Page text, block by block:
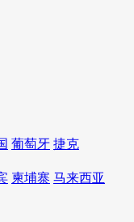
葡萄牙 捷克
柬埔寨 马来西亚